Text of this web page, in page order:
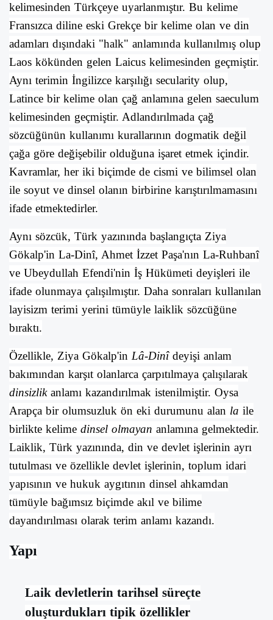
kelimesinden Türkçeye uyarlanmıştır. Bu kelime
Fransızca diline eski Grekçe bir kelime olan ve din
adamları dışındaki "halk" anlamında kullanılmış olup
Laos kökünden gelen Laicus kelimesinden geçmiştir.
Aynı terimin İngilizce karşılığı secularity olup,
Latince bir kelime olan çağ anlamına gelen saeculum
kelimesinden geçmiştir. Adlandırılmada çağ
sözcüğünün kullanımı kurallarının dogmatik değil
çağa göre değişebilir olduğuna işaret etmek içindir.
Kavramlar, her iki biçimde de cismi ve bilimsel olan
ile soyut ve dinsel olanın birbirine karıştırılmamasını
ifade etmektedirler.
Aynı sözcük, Türk yazınında başlangıçta Ziya
Gökalp'in La-Dinî, Ahmet İzzet Paşa'nın La-Ruhbanî
ve Ubeydullah Efendi'nin İş Hükümeti deyişleri ile
ifade olunmaya çalışılmıştır. Daha sonraları kullanılan
layisizm terimi yerini tümüyle laiklik sözcüğüne
bıraktı.
Özellikle, Ziya Gökalp'in Lâ-Dinîdeyişi anlam
bakımından karşıt olanlarca çarpıtılmaya çalışılarak
dinsizlikanlamı kazandırılmak istenilmiştir. Oysa
Arapça bir olumsuzluk ön eki durumunu alan la ile
birlikte kelime dinsel olmayan anlamına gelmektedir.
Laiklik, Türk yazınında, din ve devlet işlerinin ayrı
tutulması ve özellikle devlet işlerinin, toplum idari
yapısının ve hukuk aygıtının dinsel ahkamdan
tümüyle bağımsız biçimde akıl ve bilime
dayandırılması olarak terim anlamı kazandı.
Yapı
Laik devletlerin tarihsel süreçte
oluşturdukları tipik özellikler